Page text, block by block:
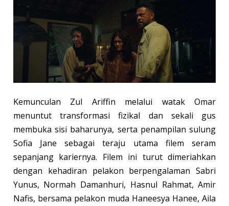
Kemunculan Zul Ariffin melalui watak Omar
menuntut transformasi fizikal dan sekali gus
membuka sisi baharunya, serta penampilan sulung
Sofia Jane sebagai teraju utama filem seram
sepanjang kariernya. Filem ini turut dimeriahkan
dengan kehadiran pelakon berpengalaman Sabri
Yunus, Normah Damanhuri, Hasnul Rahmat, Amir
Nafis, bersama pelakon muda Haneesya Hanee, Aila